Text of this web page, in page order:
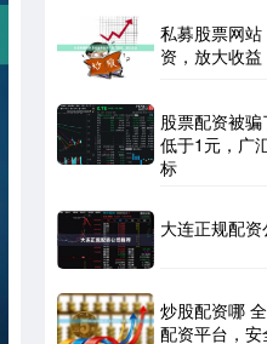
私募股票网
资，放大收益
股票配资被
低于1元，广
标
大连正规配
炒股配资哪
配资平台，